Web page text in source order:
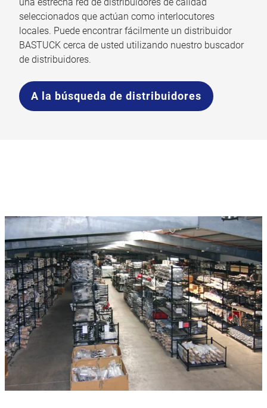
seleccionados que actúan como interlocutores
locales. Puede encontrar fácilmente un distribuidor
BASTUCK cerca de usted utilizando nuestro buscador
de distribuidores.
A la búsqueda de distribuidores